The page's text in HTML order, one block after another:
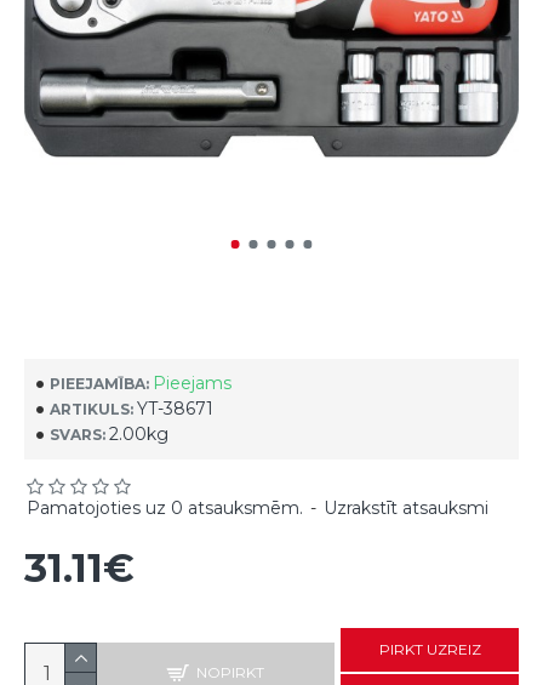
PIEEJAMĪBA: Pieejams
ARTIKULS: YT-38671
SVARS: 2.00kg
Pamatojoties uz 0 atsauksmēm. - Uzrakstīt atsauksmi
31.11€
NOPIRKT
PIRKT UZREIZ